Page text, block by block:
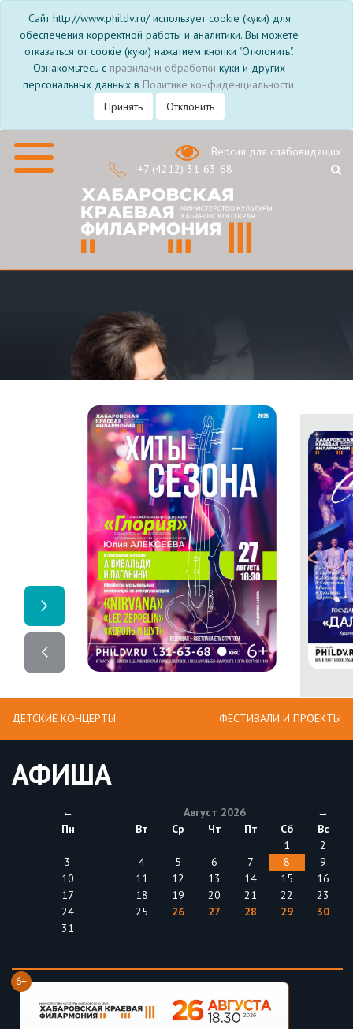
Сайт http://www.phildv.ru/ использует cookie (куки) для
обеспечения корректной работы и аналитики. Вы можете
отказаться от соокіе (куки) нажатием кнопки "Отклонить".
Ознакомьтесь с правилами обработки куки и других
персональных данных в Политике конфиденциальности.
Принять
Отклонить
ТАНГО-ТРАДИЦИИ-
ЭКСПЕРИМЕНТЫ
‹ ›
Версия для слабовидящих
+7 (4212) 31-63-68
ДЕТСКИЕ КОНЦЕРТЫ ФЕСТИВАЛИ И ПРОЕКТЫ
АФИША
← Август 2026
→
Пн
Вт Ср Чт Пт Сб
Вс
1
2
3
4 5 6 7 8
9
10
11 12 13 14 15
16
17
18 19 20 21 22
23
24
25 26 27 28 29
30
31
6+